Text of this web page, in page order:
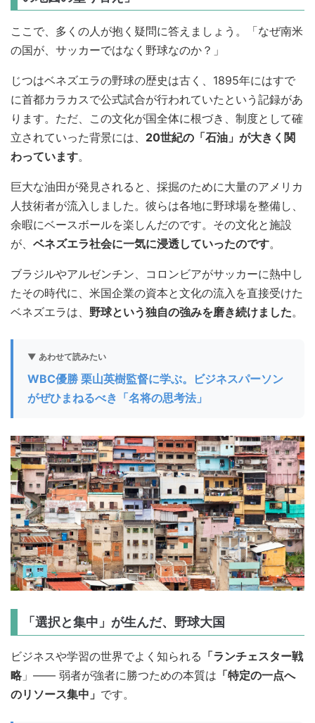
ここで、多くの人が抱く疑問に答えましょう。「なぜ南米
の国が、サッカーではなく野球なのか？」
じつはベネズエラの野球の歴史は古く、1895年にはすで
に首都カラカスで公式試合が行われていたという記録があ
ります。ただ、この文化が国全体に根づき、制度として確
立されていった背景には、 20世紀の「石油」が大きく関
わっています。
巨大な油田が発見されると、採掘のために大量のアメリカ
人技術者が流入しました。彼らは各地に野球場を整備し、
余暇にベースボールを楽しんだのです。その文化と施設
が、 ベネズエラ社会に一気に浸透していったのです。
ブラジルやアルゼンチン、コロンビアがサッカーに熱中し
たその時代に、米国企業の資本と文化の流入を直接受けた
ベネズエラは、 野球という独自の強みを磨き続けました。
▼ あわせて読みたい
WBC優勝 栗山英樹監督に学ぶ。ビジネスパーソン
がぜひまねるべき「名将の思考法」
「選択と集中」が生んだ、野球大国
ビジネスや学習の世界でよく知られる 「ランチェスター戦
略」—— 弱者が強者に勝つための本質は 「特定の一点へ
のリソース集中」 です。